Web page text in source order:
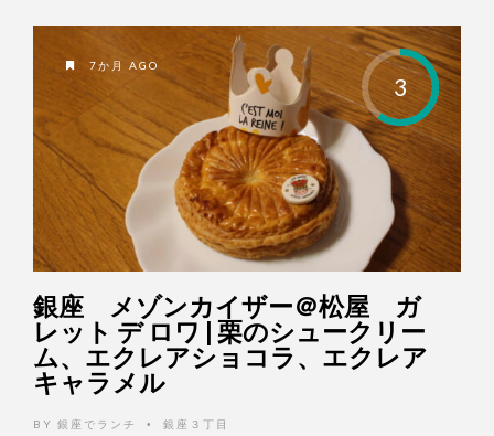
3
7か月 AGO
銀座 メゾンカイザー＠松屋 ガ
レット デ ロワ | 栗のシュークリー
ム、エクレアショコラ、エクレア
キャラメル
BY 銀座でランチ • 銀座３丁目